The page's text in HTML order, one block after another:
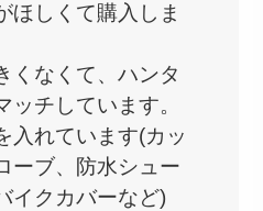
ほしくて購入しま
くなくて、ハンタ
ッチしています。
入れています(カッ
ーブ、防水シュー
イクカバーなど)